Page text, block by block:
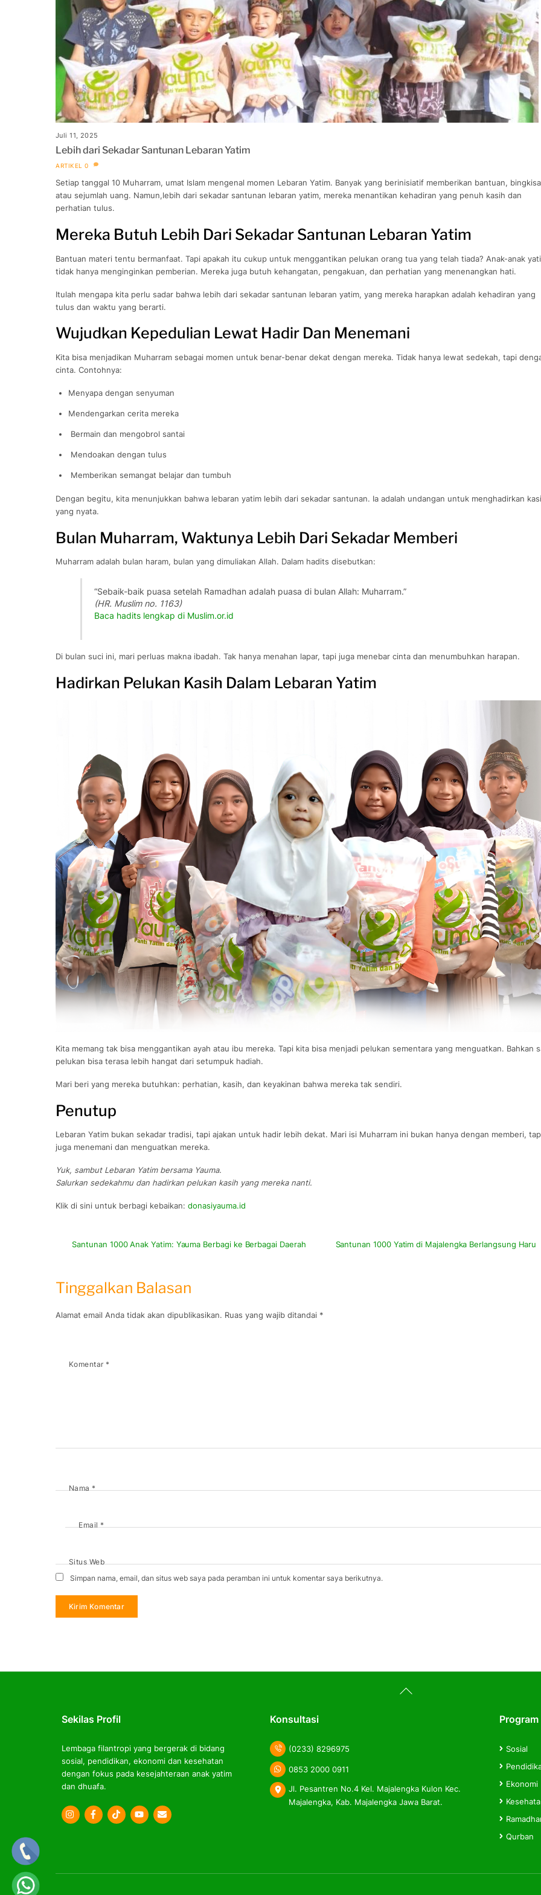
Juli 11, 2025
Lebih dari Sekadar Santunan Lebaran Yatim
ARTIKEL 0
Setiap tanggal 10 Muharram, umat Islam mengenal momen Lebaran Yatim. Banyak yang berinisiatif memberikan bantuan,
atau sejumlah uang. Namun,lebih dari sekadar santunan lebaran yatim, mereka menantikan kehadiran yang penuh kasih dan
perhatian tulus.
Mereka Butuh Lebih Dari Sekadar Santunan Lebaran Yatim
Bantuan materi tentu bermanfaat. Tapi apakah itu cukup untuk menggantikan pelukan orang tua yang telah tiada? Anak-anak
tidak hanya menginginkan pemberian. Mereka juga butuh kehangatan, pengakuan, dan perhatian yang menenangkan hati.
Itulah mengapa kita perlu sadar bahwa lebih dari sekadar santunan lebaran yatim, yang mereka harapkan adalah kehadiran yang
tulus dan waktu yang berarti.
Wujudkan Kepedulian Lewat Hadir Dan Menemani
Kita bisa menjadikan Muharram sebagai momen untuk benar-benar dekat dengan mereka. Tidak hanya lewat sedekah, tapi
cinta. Contohnya:
Menyapa dengan senyuman
Mendengarkan cerita mereka
Bermain dan mengobrol santai
Mendoakan dengan tulus
Memberikan semangat belajar dan tumbuh
Dengan begitu, kita menunjukkan bahwa lebaran yatim lebih dari sekadar santunan. Ia adalah undangan untuk menghadirkan
yang nyata.
Bulan Muharram, Waktunya Lebih Dari Sekadar Memberi
Muharram adalah bulan haram, bulan yang dimuliakan Allah. Dalam hadits disebutkan:
“Sebaik-baik puasa setelah Ramadhan adalah puasa di bulan Allah: Muharram.”
(HR. Muslim no. 1163)
Baca hadits lengkap di Muslim.or.id
Di bulan suci ini, mari perluas makna ibadah. Tak hanya menahan lapar, tapi juga menebar cinta dan menumbuhkan harapan.
Hadirkan Pelukan Kasih Dalam Lebaran Yatim
Kita memang tak bisa menggantikan ayah atau ibu mereka. Tapi kita bisa menjadi pelukan sementara yang menguatkan. Bahkan
pelukan bisa terasa lebih hangat dari setumpuk hadiah.
Mari beri yang mereka butuhkan: perhatian, kasih, dan keyakinan bahwa mereka tak sendiri.
Penutup
Lebaran Yatim bukan sekadar tradisi, tapi ajakan untuk hadir lebih dekat. Mari isi Muharram ini bukan hanya dengan memberi,
juga menemani dan menguatkan mereka.
Yuk, sambut Lebaran Yatim bersama Yauma.
Salurkan sedekahmu dan hadirkan pelukan kasih yang mereka nanti.
Klik di sini untuk berbagi kebaikan: donasiyauma.id
Santunan 1000 Anak Yatim: Yauma Berbagi ke Berbagai Daerah Santunan 1000 Yatim di Majalengka Berlangsung Haru
Tinggalkan Balasan
Alamat email Anda tidak akan dipublikasikan. Ruas yang wajib ditandai *
Komentar *
Nama *
Email *
Situs Web
Simpan nama, email, dan situs web saya pada peramban ini untuk komentar saya berikutnya.
Back
To
Sekilas Profil
Lembaga filantropi yang bergerak di bidang
sosial, pendidikan, ekonomi dan kesehatan
dengan fokus pada kesejahteraan anak yatim
dan dhuafa.
Icon
Icon
Icon
Konsultasi
(0233) 8296975
0853 2000 0911
Jl. Pesantren No.4 Kel. Majalengka Kulon Kec.
Majalengka, Kab. Majalengka Jawa Barat.
Program
Sosial
Ekonomi
Qurban